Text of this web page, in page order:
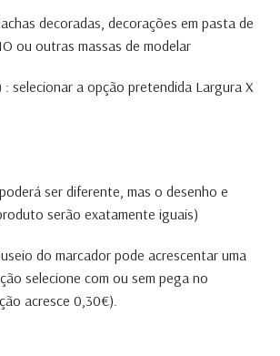
decoradas, decorações em pasta de
ou outras massas de modelar
: selecionar a opção pretendida Largura X
ser diferente, mas o desenho e
serão exatamente iguais)
do marcador pode acrescentar uma
selecione com ou sem pega no
acresce 0,30€).